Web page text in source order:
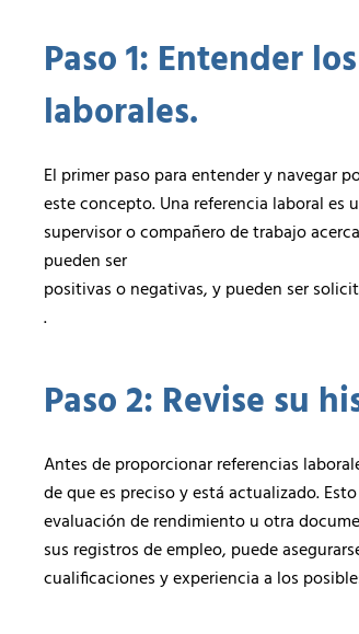
Paso 1: Entender
laborales.
El primer paso para entender y navegar
este concepto. Una referencia laboral
supervisor o compañero de trabajo
pueden ser
positivas o negativas, y pueden ser
.
Paso 2: Revise su
Antes de proporcionar referencias
de que es preciso y está actualizado.
evaluación de rendimiento u otra
sus registros de empleo, puede
cualificaciones y experiencia a los